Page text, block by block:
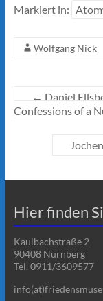
Markiert in:
Wolfgang Nick
← Daniel
Confessions of a
Hier finden
Kaulbachstraße 2
90408 Nürnberg
Tel. 0911/3609577